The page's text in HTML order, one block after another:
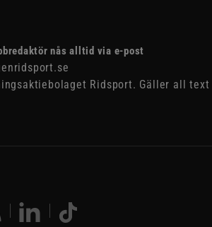
nås alltid via e-post
Ridsport. Gäller all text